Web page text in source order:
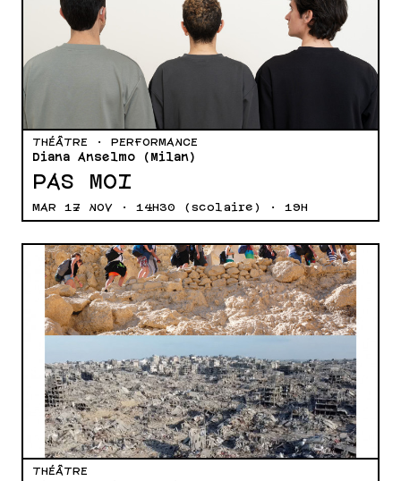
THÉÂTRE · PERFORMANCE
Diana Anselmo (Milan)
PAS MOI
MAR 17 NOV · 14H30 (scolaire) · 19H
THÉÂTRE